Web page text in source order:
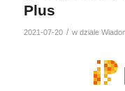
Plus
2021-07-20 / w dziale